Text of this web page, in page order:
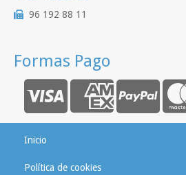
96 192 88 11
Formas Pago
Inicio
Política de cookies